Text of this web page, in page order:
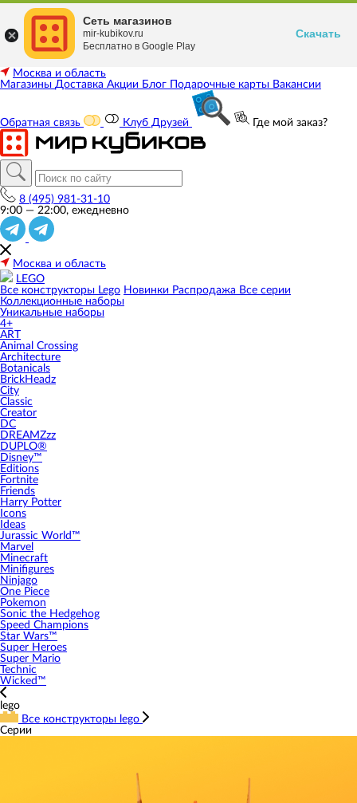
Москва и область
Магазины Доставка Акции Блог Подарочные карты Вакансии
Обратная связь Клуб Друзей Где мой заказ?
8 (495) 981-31-10
9:00 — 22:00, ежедневно
Москва и область
LEGO
Все конструкторы Lego Новинки Распродажа Все серии
Коллекционные наборы
Уникальные наборы
4+
ART
Animal Crossing
Architecture
Botanicals
BrickHeadz
City
Classic
Creator
DC
DREAMZzz
DUPLO®
Disney™
Editions
Fortnite
Friends
Harry Potter
Icons
Ideas
Jurassic World™
Marvel
Minecraft
Minifigures
Ninjago
One Piece
Pokemon
Sonic the Hedgehog
Speed Champions
Star Wars™
Super Heroes
Super Mario
Technic
Wicked™
lego
Все конструкторы lego
Серии
Сеть магазинов
mir-kubikov.ru
Бесплатно в Google Play
Скачать